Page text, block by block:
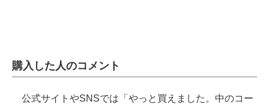
購入した人のコメント
公式サイトやSNSでは「やっと買えました。中のコー